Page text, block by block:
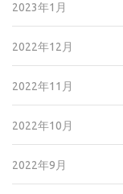
2023年1月
2022年12月
2022年11月
2022年10月
2022年9月